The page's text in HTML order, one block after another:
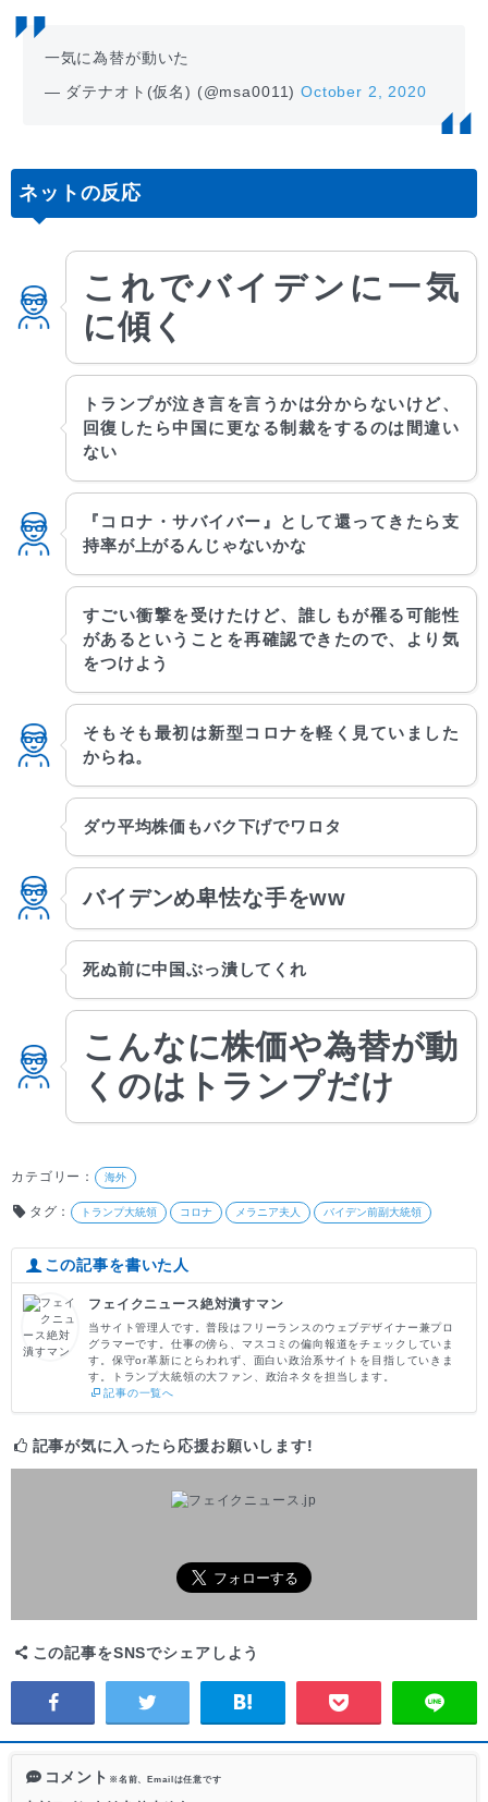
一気に為替が動いた
— ダテナオト(仮名) (@msa0011)October 2, 2020
ネットの反応
これでバイデンに一気
に傾く
トランプが泣き言を言うかは分からないけど、
回復したら中国に更なる制裁をするのは間違い
ない
『コロナ・サバイバー』として還ってきたら支
持率が上がるんじゃないかな
すごい衝撃を受けたけど、誰しもが罹る可能性
があるということを再確認できたので、より気
をつけよう
そもそも最初は新型コロナを軽く見ていました
からね。
ダウ平均株価もバク下げでワロタ
バイデンめ卑怯な手をww
死ぬ前に中国ぶっ潰してくれ
こんなに株価や為替が動
くのはトランプだけ
カテゴリー： 海外
タグ： トランプ大統領 コロナ メラニア夫人 バイデン前副大統領
この記事を書いた人
フェイクニュース絶対潰すマン
当サイト管理人です。普段はフリーランスのウェブデザイナー兼プロ
グラマーです。仕事の傍ら、マスコミの偏向報道をチェックしていま
す。保守or革新にとらわれず、面白い政治系サイトを目指していきま
す。トランプ大統領の大ファン、政治ネタを担当します。
記事の一覧へ
記事が気に入ったら応援お願いします!
この記事をSNSでシェアしよう
コメント ※名前、Emailは任意です